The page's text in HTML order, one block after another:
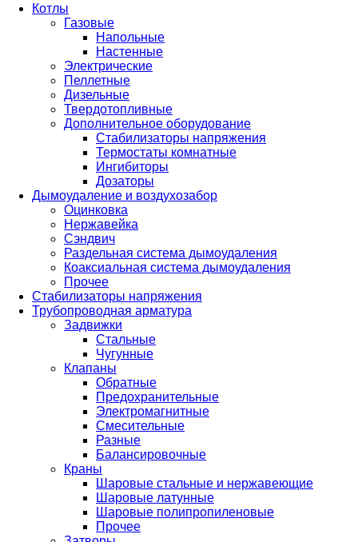
Котлы
Газовые
Напольные
Настенные
Электрические
Пеллетные
Дизельные
Твердотопливные
Дополнительное оборудование
Стабилизаторы напряжения
Термостаты комнатные
Ингибиторы
Дозаторы
Дымоудаление и воздухозабор
Оцинковка
Нержавейка
Сэндвич
Раздельная система дымоудаления
Коаксиальная система дымоудаления
Прочее
Стабилизаторы напряжения
Трубопроводная арматура
Задвижки
Стальные
Чугунные
Клапаны
Обратные
Предохранительные
Электромагнитные
Смесительные
Разные
Балансировочные
Краны
Шаровые стальные и нержавеющие
Шаровые латунные
Шаровые полипропиленовые
Прочее